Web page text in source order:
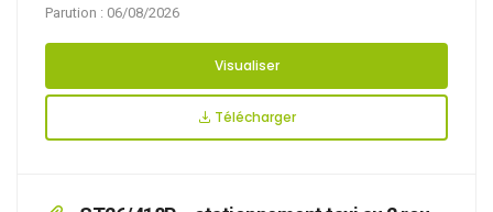
stationnement d’une nacelle au 5 rue Marteau
Parution : 06/08/2026
Visualiser
Télécharger